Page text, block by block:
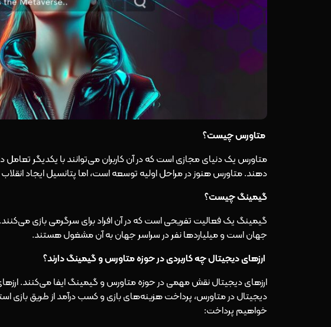
متاورس چیست؟
متاورس یک دنیای مجازی است که در آن کاربران می‌توانند با یکدیگر تعامل
دهند. متاورس هنوز در مراحل اولیه توسعه است، اما پتانسیل ایجاد انقلاب
گیمینگ چیست؟
گیمینگ یک فعالیت تفریحی است که در آن افراد برای سرگرمی بازی
جهان است و میلیاردها نفر در سراسر جهان به آن مشغول هستند.
ارزهای دیجیتال چه کاربردی در حوزه متاورس و گیمینگ دارند؟
ارزهای دیجیتال نقش مهمی در حوزه متاورس و گیمینگ ایفا می‌کنند.
دیجیتال در متاورس، پرداخت هزینه‌های بازی و کسب درآمد از طریق بازی
خواهیم پرداخت: